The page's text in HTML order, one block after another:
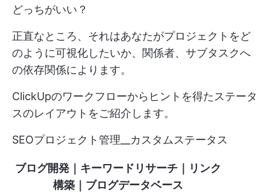
どっちがいい？
正直なところ、それはあなたがプロジェクトをど
のように可視化したいか、関係者、サブタスクへ
の依存関係によります。
ClickUpのワークフローからヒントを得たステータ
スのレイアウトをご紹介します。
SEOプロジェクト管理__カスタムステータス
ブログ開発｜キーワードリサーチ｜リンク
構築｜ブログデータベース